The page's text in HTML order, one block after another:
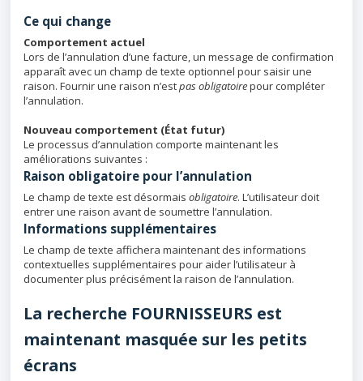
Ce qui change
Comportement actuel
Lors de l’annulation d’une facture, un message de confirmation
apparaît avec un champ de texte optionnel pour saisir une
raison. Fournir une raison n’estpas obligatoirepour compléter
l’annulation.
Nouveau comportement (État futur)
Le processus d’annulation comporte maintenant les
améliorations suivantes :
Raison obligatoire pour l’annulation
Le champ de texte est désormais obligatoire. L’utilisateur doit
entrer une raison avant de soumettre l’annulation.
Informations supplémentaires
Le champ de texte affichera maintenant des informations
contextuelles supplémentaires pour aider l’utilisateur à
documenter plus précisément la raison de l’annulation.
La recherche FOURNISSEURS est
maintenant masquée sur les petits
écrans